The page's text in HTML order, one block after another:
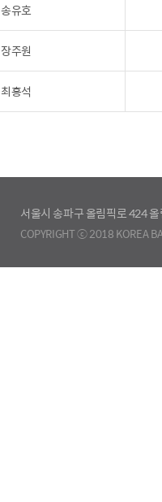
송유호
장주원
최홍석
서울시 송파구 올림픽로 424
COPYRIGHT ⓒ 2018 KOREA